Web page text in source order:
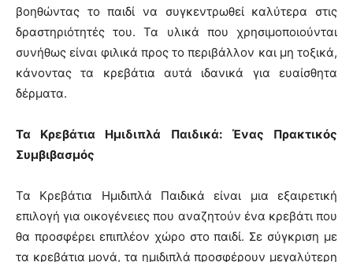
βοηθώντας το παιδί να συγκεντρωθεί καλύτερα στις
δραστηριότητές του. Τα υλικά που χρησιμοποιούνται
συνήθως είναι φιλικά προς το περιβάλλον και μη τοξικά,
κάνοντας τα κρεβάτια αυτά ιδανικά για ευαίσθητα
δέρματα.
Τα Κρεβάτια Ημιδιπλά Παιδικά: Ένας Πρακτικός
Συμβιβασμός
Τα Κρεβάτια Ημιδιπλά Παιδικά είναι μια εξαιρετική
επιλογή για οικογένειες που αναζητούν ένα κρεβάτι που
θα προσφέρει επιπλέον χώρο στο παιδί. Σε σύγκριση με
τα κρεβάτια μονά, τα ημιδιπλά προσφέρουν μεγαλύτερη